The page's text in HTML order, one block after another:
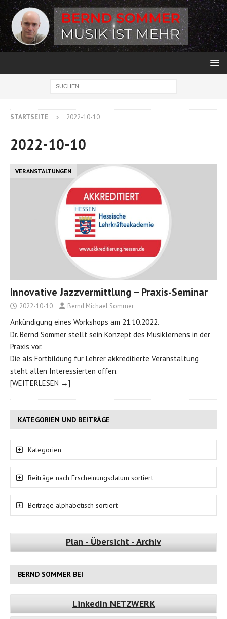
STARTSEITE 2022-10-10
2022-10-10
VERANSTALTUNGEN
Innovative Jazzvermittlung – Praxis-Seminar
2022-10-10 Bernd Michael Sommer
Ankündigung eines Workshops am 21.10.2022.
Dr. Bernd Sommer stellt sein Konzept des Musiklernens in der
Praxis vor.
Die als Fortbildung für Lehrer akkreditierte Veranstaltung
steht allen Interessierten offen.
[WEITERLESEN →]
KATEGORIEN UND BEITRÄGE
Kategorien
Beiträge nach Erscheinungsdatum sortiert
Beiträge alphabetisch sortiert
Plan - Übersicht - Archiv
BERND SOMMER BEI
LinkedIn NETZWERK